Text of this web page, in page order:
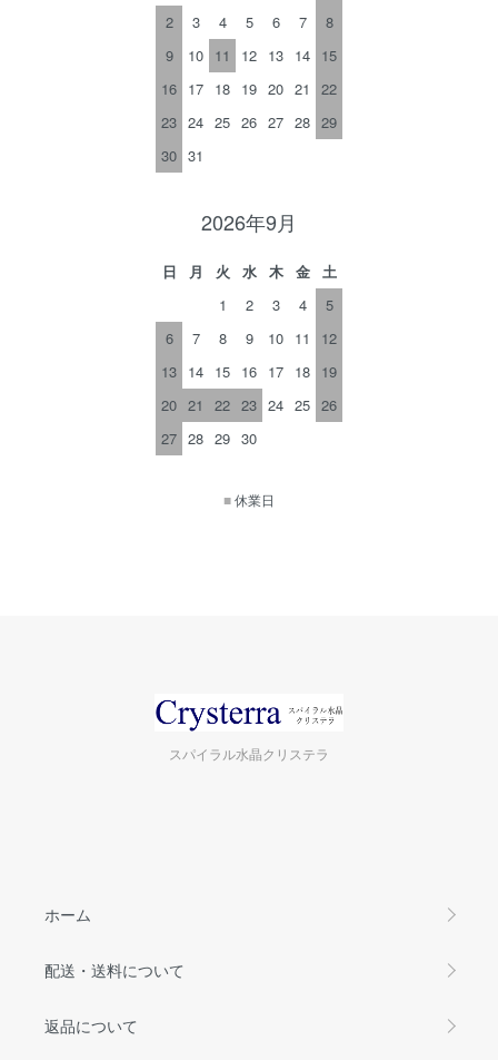
2
3 4 5 6 7
8
9
10 11 12 13 14 15
16 17 18 19 20 21
22
23 24 25 26 27 28 29
30 31
2026年9月
日 月 火 水 木 金
土
1
2 3 4
5
6
7 8 9 10 11
12
13 14 15 16 17 18 19
20 21 22 23 24 25 26
27 28 29 30
■休業日
スパイラル水晶クリステラ
ホーム
配送・送料について
返品について